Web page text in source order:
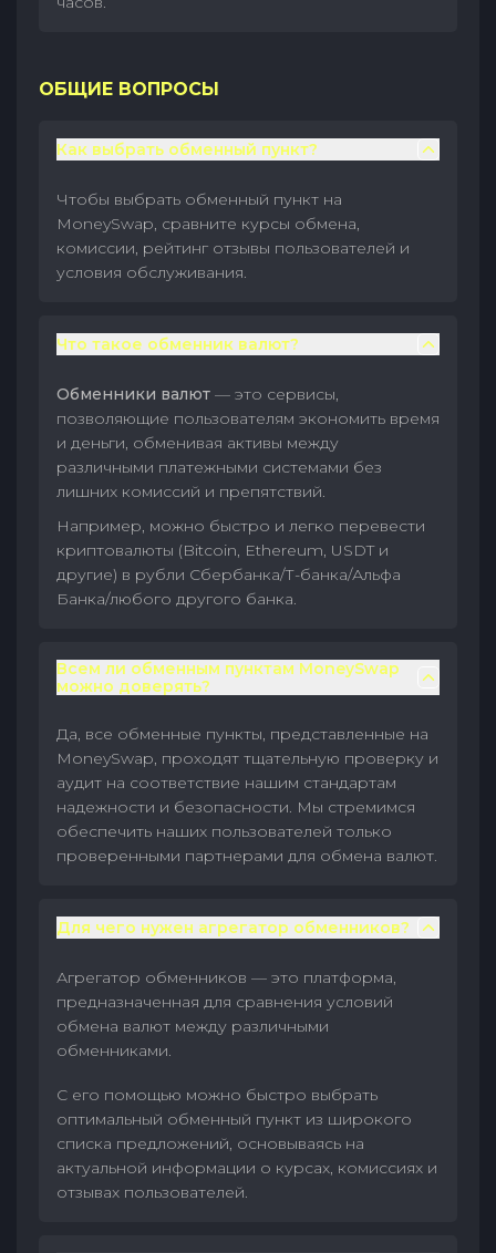
ОБЩИЕ ВОПРОСЫ
Как выбрать обменный пункт?
Чтобы выбрать обменный пункт на
MoneySwap, сравните курсы обмена,
комиссии, рейтинг отзывы пользователей и
условия обслуживания.
Что такое обменник валют?
Обменники валют — это сервисы,
позволяющие пользователям экономить время
и деньги, обменивая активы между
различными платежными системами без
лишних комиссий и препятствий.
Например, можно быстро и легко перевести
криптовалюты (Bitcoin, Ethereum, USDT и
другие) в рубли Сбербанка/Т-банка/Альфа
Банка/любого другого банка.
Всем ли обменным пунктам MoneySwap
можно доверять?
Да, все обменные пункты, представленные на
MoneySwap, проходят тщательную проверку и
аудит на соответствие нашим стандартам
надежности и безопасности. Мы стремимся
обеспечить наших пользователей только
проверенными партнерами для обмена валют.
Для чего нужен агрегатор обменников?
Агрегатор обменников — это платформа,
предназначенная для сравнения условий
обмена валют между различными
обменниками.
С его помощью можно быстро выбрать
оптимальный обменный пункт из широкого
списка предложений, основываясь на
актуальной информации о курсах, комиссиях и
отзывах пользователей.